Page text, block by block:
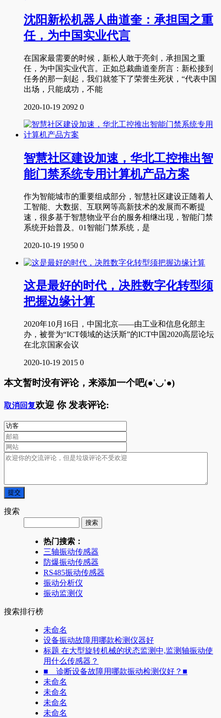
沈阳新松机器人曲道奎：承担国之重
任，为中国实业代言
在国家最需要的时候，新松人敢于亮剑，承担国之重
任，为中国实业代言。正如总裁曲道奎所言：新松接到
任务的那一刻起，我们就签下了荣誉生死状，“代表中国
出场，只能成功，不能
2020-10-19 2092 0
智慧社区建设加速，华北工控推出智
能门禁系统专用计算机产品方案
作为智能城市的重要组成部分，智慧社区建设正随着人
工智能、大数据、互联网等高新技术的发展而不断提
速，很多基于智慧物业平台的服务相继出现，智能门禁
系统开始普及。01智能门禁系统，是
2020-10-19 1950 0
这是最好的时代，决胜数字化转型须
把握边缘计算
2020年10月16日，中国北京——由工业和信息化部主
办，被誉为“ICT领域的达沃斯”的ICT中国2020高层论坛
在北京国家会议
2020-10-19 2015 0
本文暂时没有评论，来添加一个吧(●'◡'●)
取消回复欢迎 你发表评论:
搜索
热门搜索：
三轴振动传感器
防爆振动传感器
RS485振动传感器
振动分析仪
振动监测仪
搜索排行榜
未命名
设备振动故障用哪款检测仪器好
标题 在大型旋转机械的状态监测中,监测轴振动使
用什么传感器？
■ 诊断设备故障用哪款振动检测仪好？■
未命名
未命名
未命名
未命名